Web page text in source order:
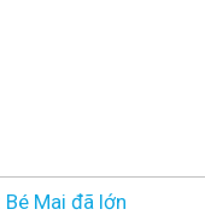
Bé Mai đã lớn